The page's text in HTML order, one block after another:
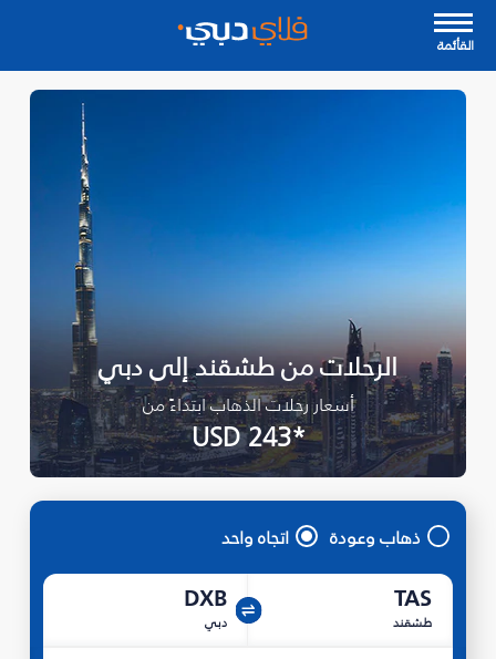
القأئمة
الرحلات من طشقند إلى دبي
أسعار رحلات الذهاب ابتداءً من
*USD 243
ذهاب وعودة اتجاه واحد
TAS
طشقند
DXB
دبي